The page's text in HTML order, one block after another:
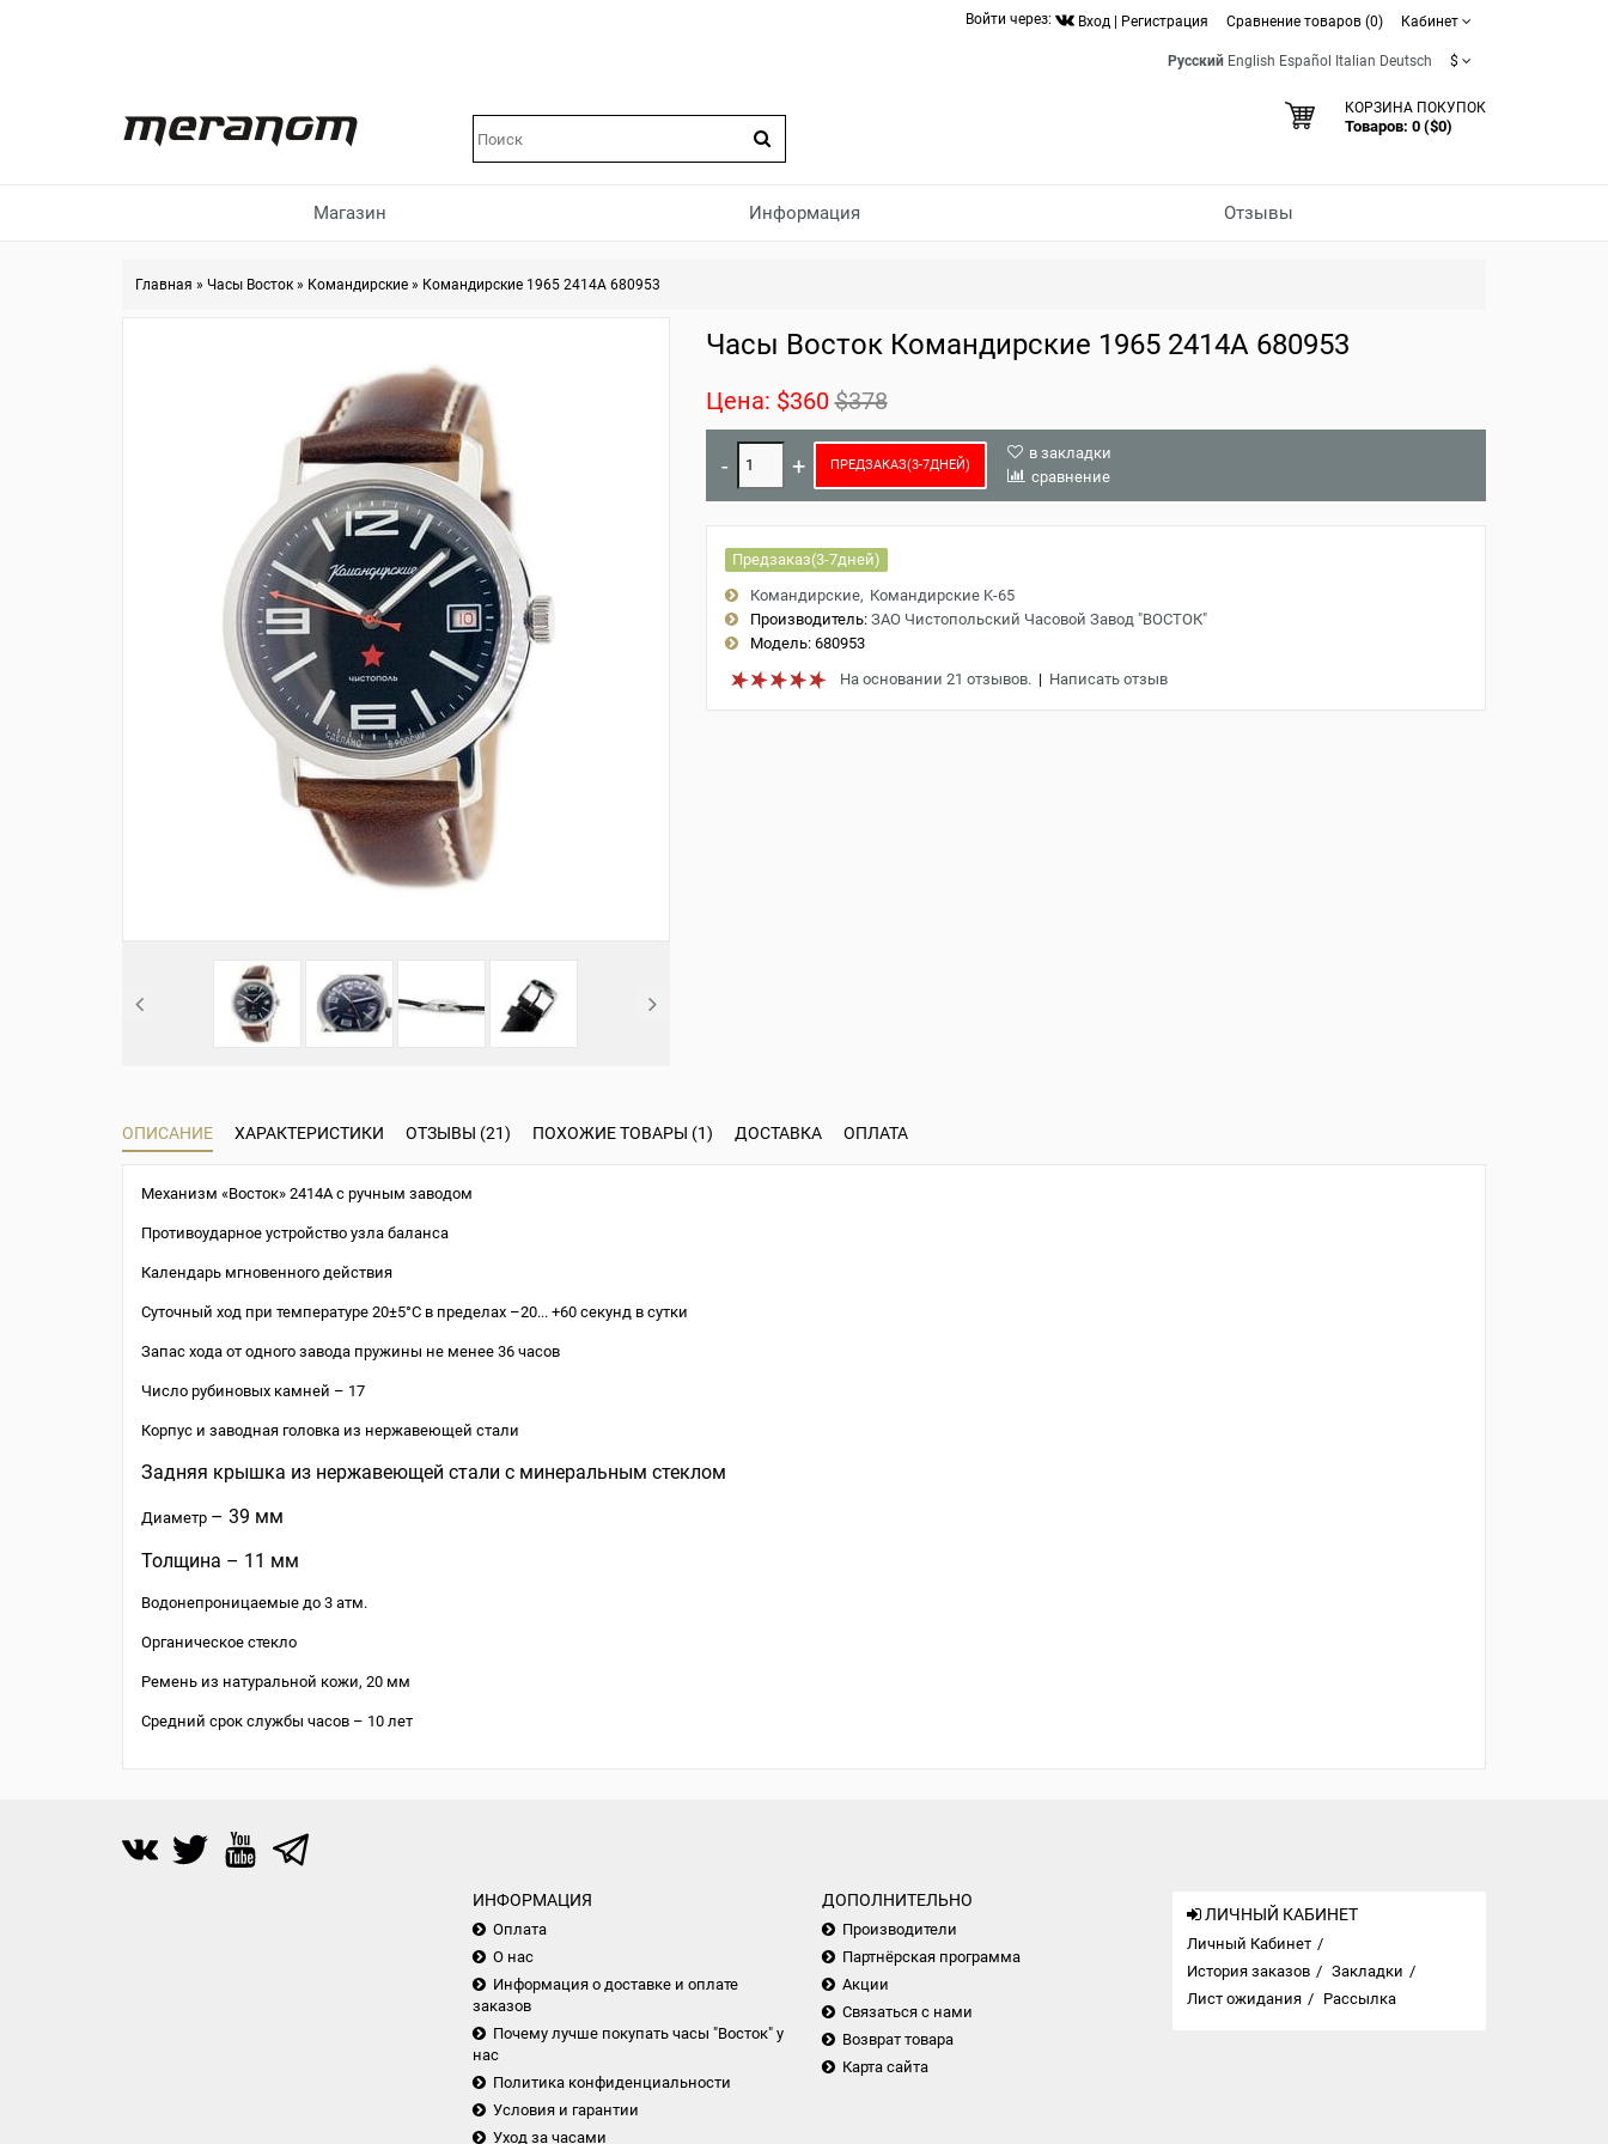
Войти через: Вход Регистрация Сравнение товаров (0) Кабинет
Русский English Español Italian Deutsch $
КОРЗИНА ПОКУПОК
Товаров: 0 ($0)
Магазин Информация Отзывы
Главная » Часы Восток » Командирские » Командирские 1965 2414A 680953
Часы Восток Командирские 1965 2414A 680953
Цена: $360 $378
ПРЕДЗАКАЗ(3-7ДНЕЙ)
в закладки
сравнение
Предзаказ(3-7дней)
Командирские
Командирские K-65
Производитель: ЗАО Чистопольский Часовой Завод "ВОСТОК"
Модель:680953
На основании 21 отзывов.| Написать отзыв
ОПИСАНИЕ ХАРАКТЕРИСТИКИ ОТЗЫВЫ (21) ПОХОЖИЕ ТОВАРЫ (1) ДОСТАВКА ОПЛАТА
Механизм «Восток» 2414A с ручным заводом
Противоударное устройство узла баланса
Календарь мгновенного действия
Суточный ход при температуре 20±5°С в пределах –20... +60 секунд в сутки
Запас хода от одного завода пружины не менее 36 часов
Число рубиновых камней – 17
Корпус и заводная головка из нержавеющей стали
Задняя крышка из нержавеющей стали с минеральным стеклом
Диаметр – 39 мм
Толщина – 11 мм
Водонепроницаемые до 3 атм.
Органическое стекло
Ремень из натуральной кожи, 20 мм
Средний срок службы часов – 10 лет
ИНФОРМАЦИЯ
Оплата
О нас
Информация о доставке и оплате
заказов
Почему лучше покупать часы "Восток" у
нас
Политика конфиденциальности
Условия и гарантии
Уход за часами
ДОПОЛНИТЕЛЬНО
Производители
Партнёрская программа
Акции
Связаться с нами
Возврат товара
Карта сайта
ЛИЧНЫЙ КАБИНЕТ
Личный Кабинет
История заказов
Закладки
Лист ожидания
Рассылка